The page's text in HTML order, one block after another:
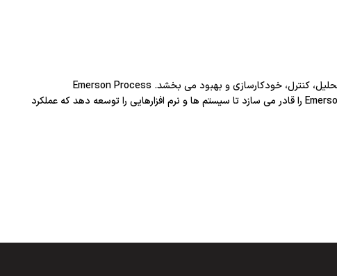
Emerson Process Management یک تامین کننده جهانی محصولات، خدمات و راه حل هایی است که عملیات مربوط به فرآیند را اندازه گیری، تجزیه و تحلیل، کنترل، خودکارسازی و بهبود می بخشد. Emerson Process
Management گسترده ترین مجموعه ای از محصولات اتوماسیون فرآیند را ارائه می دهد. تخصص فن آوری و تجربه کاربردی، Emerson Process Management را قادر می سازد تا سیستم ها و نرم افزارهایی را توسعه دهد که عملکرد